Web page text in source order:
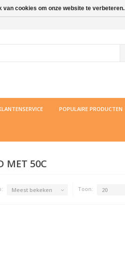
POPULAIRE PRODUCTEN
MET 50C
Meest bekeken Toon: 20
van cookies om onze website te verbeteren.